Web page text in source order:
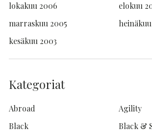
lokakuu 2006
elokuu
marraskuu 2005
kesäkuu 2003
Kategoriat
Abroad
Agility
Black
Black &